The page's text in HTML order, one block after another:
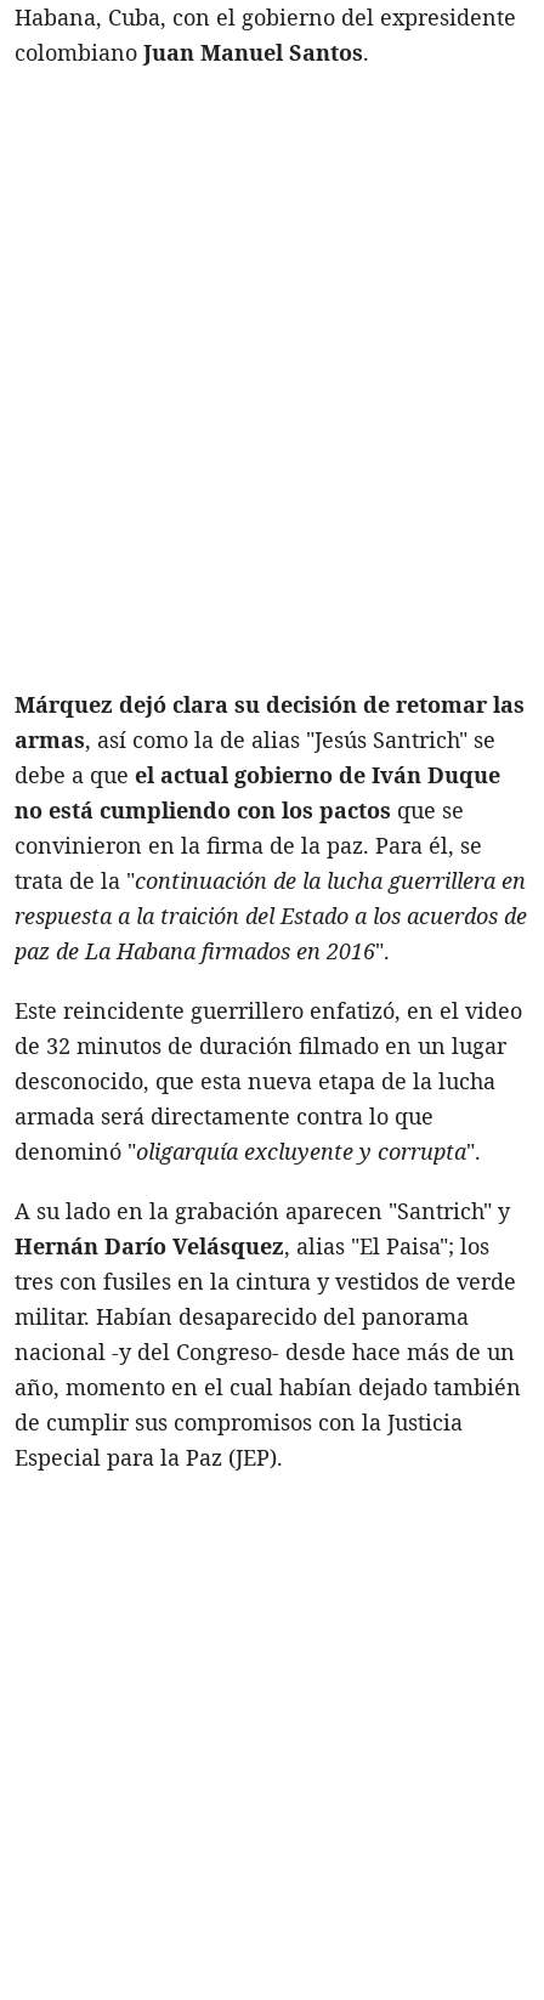
Habana, Cuba, con el gobierno del expresidente
colombiano Juan Manuel Santos.
Márquez dejó clara su decisión de retomar las
armas, así como la de alias "Jesús Santrich" se
debe a que el actual gobierno de Iván Duque
no está cumpliendo con los pactos que se
convinieron en la firma de la paz. Para él, se
trata de la "continuación de la lucha guerrillera en
respuesta a la traición del Estado a los acuerdos de
paz de La Habana firmados en 2016".
Este reincidente guerrillero enfatizó, en el video
de 32 minutos de duración filmado en un lugar
desconocido, que esta nueva etapa de la lucha
armada será directamente contra lo que
denominó "oligarquía excluyente y corrupta".
A su lado en la grabación aparecen "Santrich" y
Hernán Darío Velásquez, alias "El Paisa"; los
tres con fusiles en la cintura y vestidos de verde
militar. Habían desaparecido del panorama
nacional -y del Congreso- desde hace más de un
año, momento en el cual habían dejado también
de cumplir sus compromisos con la Justicia
Especial para la Paz (JEP).